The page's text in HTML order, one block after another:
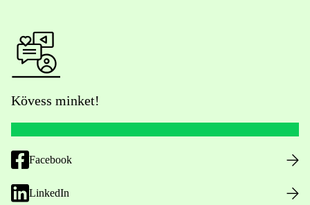
Kövess minket!
Facebook
LinkedIn